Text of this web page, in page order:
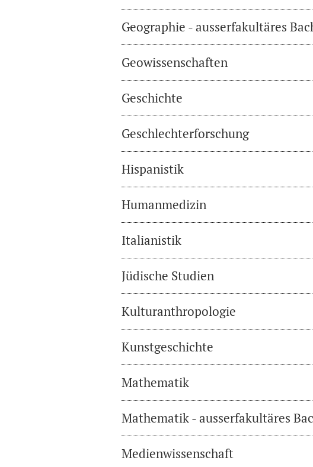
Geographie - ausserfakultäres
Geowissenschaften
Geschichte
Geschlechterforschung
Hispanistik
Humanmedizin
Italianistik
Jüdische Studien
Kulturanthropologie
Kunstgeschichte
Mathematik
Mathematik - ausserfakultäres
Medienwissenschaft